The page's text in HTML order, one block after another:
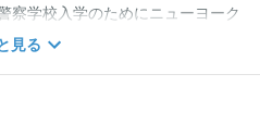
察学校入学のためにニューヨーク
ジャックと再会を果たすが、その
の街を舞台に繰り広げられる本格
見る